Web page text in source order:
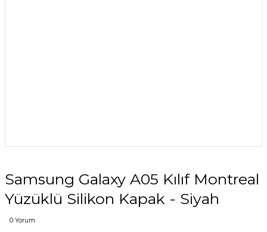
Samsung Galaxy A05 Kılıf Montreal
Yüzüklü Silikon Kapak - Siyah
0 Yorum